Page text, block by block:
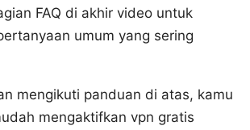
FAQ di akhir video untuk
umum yang sering
mengikuti panduan di atas, kamu
mengaktifkan vpn gratis